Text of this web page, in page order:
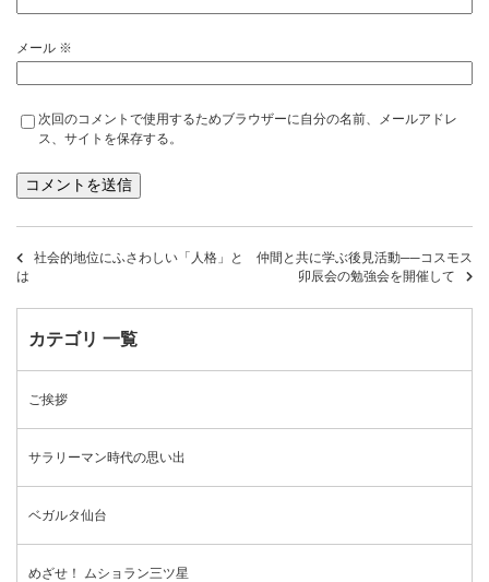
メール ※
次回のコメントで使用するためブラウザーに自分の名前、メールアドレ
ス、サイトを保存する。
社会的地位にふさわしい「人格」と
は
仲間と共に学ぶ後見活動──コスモス
卯辰会の勉強会を開催して
カテゴリ 一覧
ご挨拶
サラリーマン時代の思い出
ベガルタ仙台
めざせ！ ムショラン三ツ星